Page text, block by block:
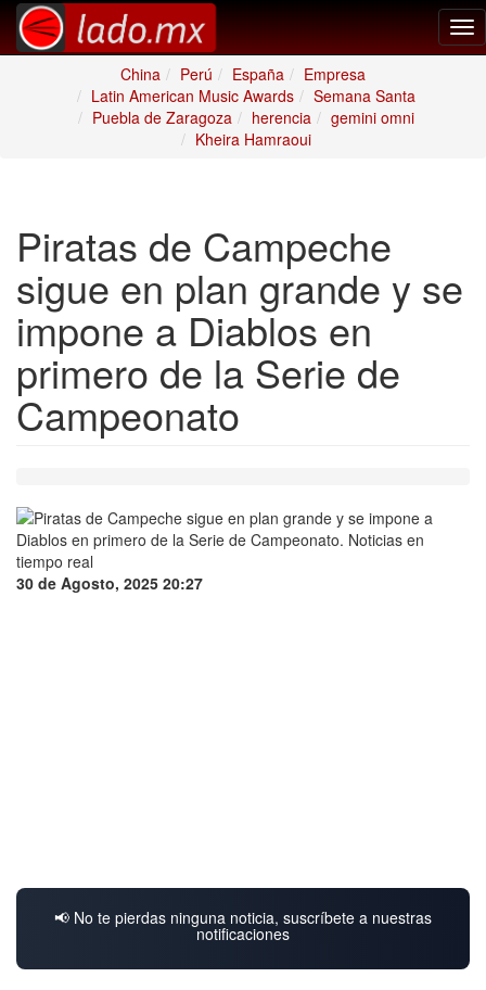
China
Perú España
Empresa
Latin American Music Awards
Semana Santa
Puebla de Zaragoza
herencia
gemini omni
Kheira Hamraoui
Piratas de Campeche
sigue en plan grande y se
impone a Diablos en
primero de la Serie de
Campeonato
30 de Agosto, 2025 20:27
📢 No te pierdas ninguna noticia, suscríbete a nuestras
notificaciones